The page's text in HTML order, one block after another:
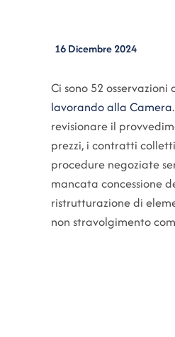
16 Dicembre 2024
Ci sono 52
lavorando alla Camera
revisionare il
prezzi, i contratti
procedure negoziate
mancata concessione
ristrutturazione di
non stravolgimento